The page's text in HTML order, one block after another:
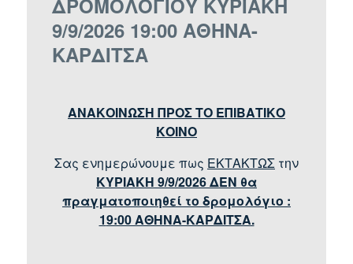
9/9/2026 19:00 ΑΘΗΝΑ-
ΚΑΡΔΙΤΣΑ
ΑΝΑΚΟΙΝΩΣΗ ΠΡΟΣ ΤΟ ΕΠΙΒΑΤΙΚΟ
ΚΟΙΝΟ
Σας ενημερώνουμε πως ΕΚΤΑΚΤΩΣ την
ΚΥΡΙΑΚΗ 9/9/2026 ΔΕΝ θα
πραγματοποιηθεί το δρομολόγιο :
19:00 ΑΘΗΝΑ-ΚΑΡΔΙΤΣΑ.